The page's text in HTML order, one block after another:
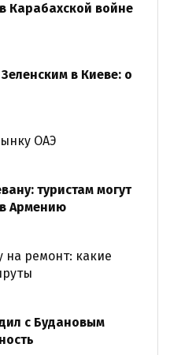
Карабахской войне
в Киеве: о
ОАЭ
туристам могут
в Армению
на ремонт: какие
с Будановым